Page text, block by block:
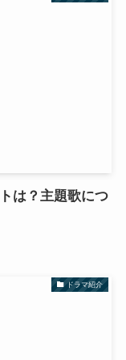
は？主題歌につ
ドラマ紹介